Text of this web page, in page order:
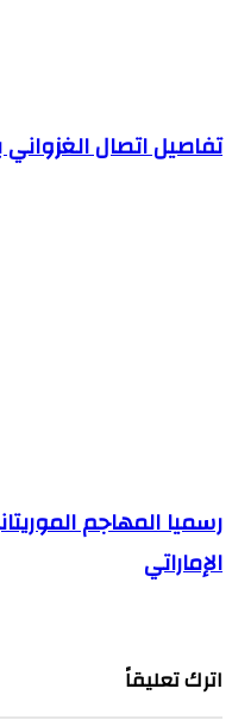
تفاصيل اتصال الغزواني
رسميا المهاجم
الإماراتي
اترك تعليقاً